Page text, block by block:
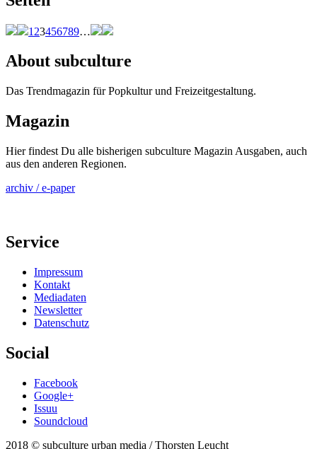
1 23456789…
About subculture
Das Trendmagazin für Popkultur und Freizeitgestaltung.
Magazin
Hier findest Du alle bisherigen subculture Magazin Ausgaben, auch
aus den anderen Regionen.
archiv / e-paper
Service
Impressum
Kontakt
Mediadaten
Newsletter
Datenschutz
Social
Facebook
Google+
Issuu
Soundcloud
2018 © subculture urban media / Thorsten Leucht